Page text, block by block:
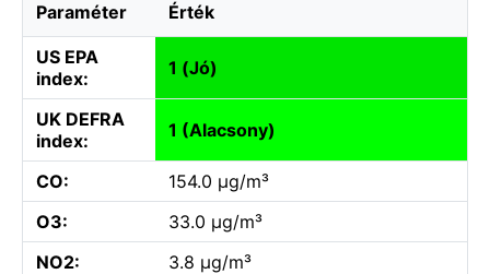
Paraméter Érték
US EPA
index:
1 (Jó)
UK DEFRA
index:
1 (Alacsony)
CO:
154.0 µg/m³
O3:
33.0 µg/m³
NO2:
3.8 µg/m³